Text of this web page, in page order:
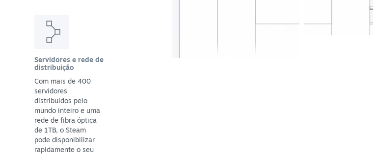
Servidores e rede de
distribuição
Com mais de 400
servidores
distribuídos pelo
mundo inteiro e uma
rede de fibra óptica
de 1TB, o Steam
pode disponibilizar
rapidamente o seu